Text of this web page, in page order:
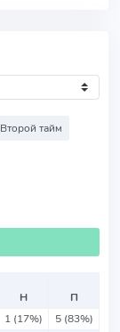
Второй тайм
Н
П
1 (17%)
5 (83%)